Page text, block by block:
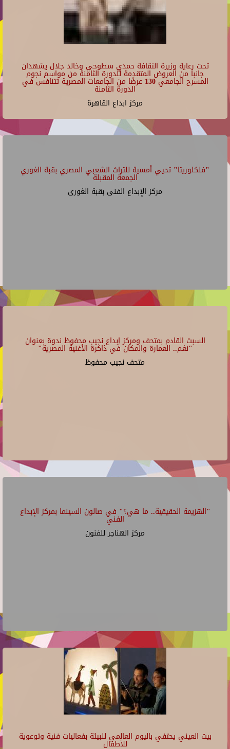
تحت رعاية وزيرة الثقافة حمدي سطوحي وخالد جلال يشهدان
جانبا من العروض المتقدمة للدورة الثامنة من مواسم نجوم
المسرح الجامعي 130 عرضًا من الجامعات المصرية تتنافس في
الدورة الثامنة
مركز ابداع القاهرة
"فلكلوريتا" تحيي أمسية للتراث الشعبي المصري بقبة الغوري
الجمعة المقبلة
مركز الإبداع الفنى بقبة الغورى
السبت القادم بمتحف ومركز إبداع نجيب محفوظ ندوة بعنوان
"نغم.. العمارة والمكان في ذاكرة الأغنية المصرية"
متحف نجيب محفوظ
"الهزيمة الحقيقية.. ما هي؟" في صالون السينما بمركز الإبداع
الفني
مركز الهناجر للفنون
بيت العيني يحتفي باليوم العالمي للبيئة بفعاليات فنية وتوعوية
للأطفال